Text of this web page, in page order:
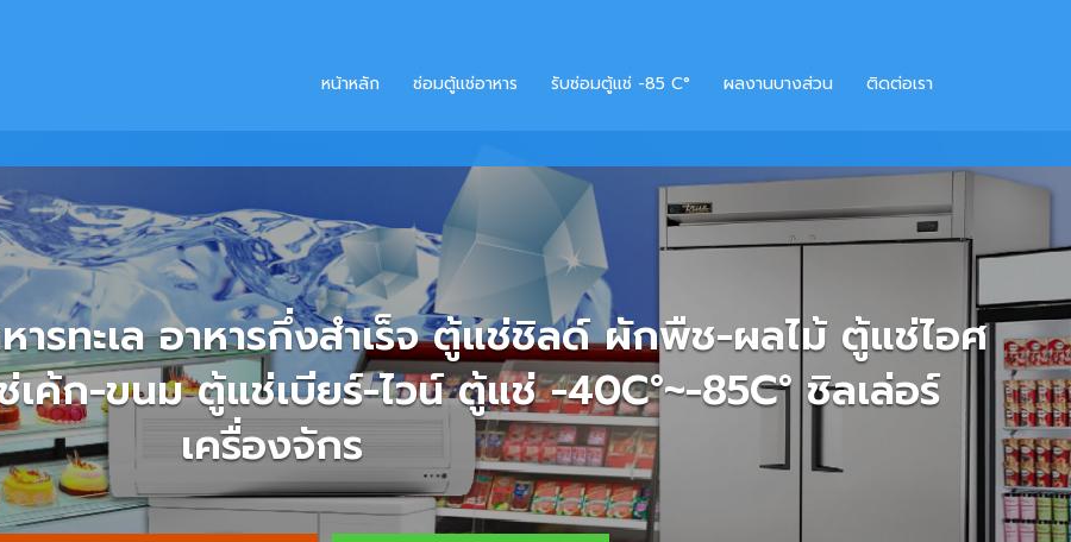
หน้าหลัก ซ่อมตู้แช่อาหาร รับซ่อมตู้แช่ -​85 C° ผลงานบางส่วน ติดต่อเรา
ตู้แช่ อาหาร เครื่องดื่ม ผัก-ผลไม้
ก ซ่อมระบบความเย็นต่ำ 0 ถึง -85°C